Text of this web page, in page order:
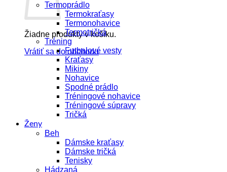
Žiadne produkty v košíku.
Vrátiť sa do obchodu
Termoprádlo
Termokraťasy
Termonohavice
Termotričká
Tréning
Futbalové vesty
Kraťasy
Mikiny
Nohavice
Spodné prádlo
Tréningové nohavice
Tréningové súpravy
Tričká
Ženy
Beh
Dámske kraťasy
Dámske tričká
Tenisky
Hádzaná